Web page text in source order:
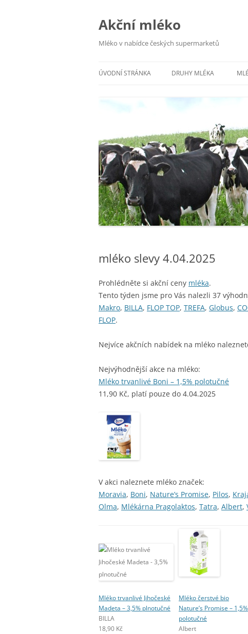
obsahu
webu
Akční mléko
Mléko v nabídce českých supermarketů
ÚVODNÍ STRÁNKA DRUHY MLÉKA
mléko slevy 4.04.2025
Prohlédněte si akční ceny mléka.
Tento týden jsme pro Vás nalezli 37
Makro, BILLA, FLOP TOP, TREFA, Globus,
FLOP.
Nejvíce akčních nabídek na mléko
Nejvýhodnější akce na mléko:
Mléko trvanlivé Boni – 1,5% polotučné
11,90 Kč, platí pouze do 4.04.2025
V akci naleznete mléko značek:
Moravia, Boni, Nature’s Promise, Pilos,
Olma, Mlékárna Pragolaktos, Tatra, Albert,
Mléko trvanlivé Jihočeské
Madeta – 3,5% plnotučné
BILLA
18,90 Kč
Mléko čerstvé bio
Nature’s Promise – 1,5%
polotučné
Albert